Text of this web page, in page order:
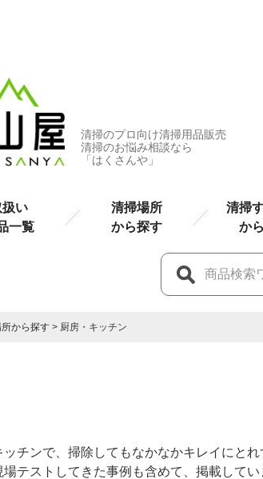
清掃のプロ向け清掃用品販売
清掃のお悩み相談なら
「はくさんや」
扱い
一覧
清掃場所
から探す
清掃
か
から探す 厨房・キッチン
ッチンで、掃除してもなかなかキレイにと
場テストしてきた事例も含めて、掲載してい